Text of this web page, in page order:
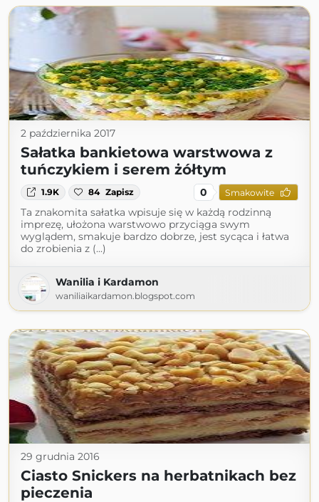
2 października 2017
Sałatka bankietowa warstwowa z
tuńczykiem i serem żółtym
1.9K 84 Zapisz 0 Smakowite
Ta znakomita sałatka wpisuje się w każdą rodzinną
imprezę, ułożona warstwowo przyciąga swym
wyglądem, smakuje bardzo dobrze, jest sycąca i łatwa
do zrobienia z (...)
Wanilia i Kardamon
waniliaikardamon.blogspot.com
29 grudnia 2016
Ciasto Snickers na herbatnikach bez
pieczenia